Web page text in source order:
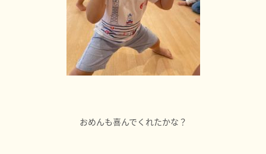
おめんも喜んでくれたかな？